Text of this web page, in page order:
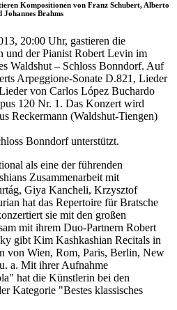
Kompositionen von Franz Schubert, Alberto
Johannes Brahms
20:00 Uhr, gastieren die
und der Pianist Robert Levin im
Waldshut – Schloss Bonndorf. Auf
Arpeggione-Sonate D.821, Lieder
von Carlos López Buchardo
120 Nr. 1. Das Konzert wird
Reckermann (Waldshut-Tiengen)
Bonndorf unterstützt.
als eine der führenden
Zusammenarbeit mit
Giya Kancheli, Krzysztof
hat das Repertoire für Bratsche
sie mit den großen
mit ihrem Duo-Partnern Robert
gibt Kim Kashkashian Recitals in
von Wien, Rom, Paris, Berlin, New
a. Mit ihrer Aufnahme
hat die Künstlerin bei den
Kategorie "Bestes klassisches